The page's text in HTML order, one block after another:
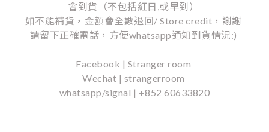
會到貨（不包括紅日,或早到）
如不能補貨，金額會全數退回/ Store credit，謝謝
請留下正確電話，方便whatsapp通知到貨情況:)
Facebook | Stranger room
Wechat | strangerroom
whatsapp/signal | +852 60633820